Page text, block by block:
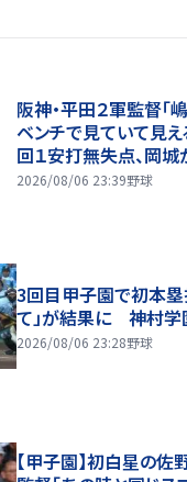
阪神・平田２軍監督「
ベンチで見ていて見え
回１安打無失点、岡城
プタイ１７盗塁
2026/08/06 23:39野球
3回目甲子園で初本塁
て」が結果に 神村学
2026/08/06 23:28野球
【甲子園】初白星の佐